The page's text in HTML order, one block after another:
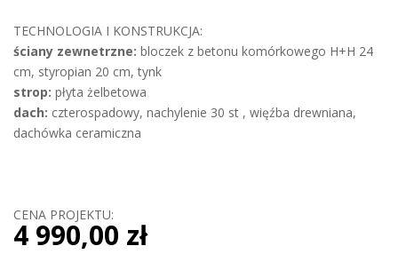
TECHNOLOGIA I KONSTRUKCJA:
ściany zewnetrzne: bloczek z betonu komórkowego H+H 24
cm, styropian 20 cm, tynk
strop: płyta żelbetowa
dach: czterospadowy, nachylenie 30 st , więźba drewniana,
dachówka ceramiczna
CENA PROJEKTU:
4 990,00 zł